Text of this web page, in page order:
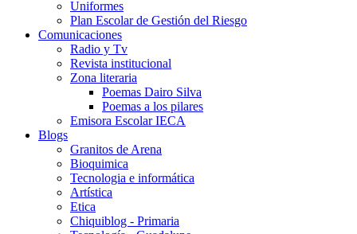
Uniformes
Plan Escolar de Gestión del Riesgo
Comunicaciones
Radio y Tv
Revista institucional
Zona literaria
Poemas Dairo Silva
Poemas a los pilares
Emisora Escolar IECA
Blogs
Granitos de Arena
Bioquimica
Tecnologia e informática
Artística
Etica
Chiquiblog - Primaria